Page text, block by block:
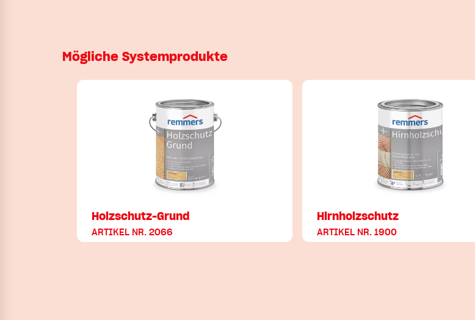
Mögliche Systemprodukte
Holzschutz-Grund
ARTIKEL NR. 2066
Hirnholzschutz
ARTIKEL NR. 1900